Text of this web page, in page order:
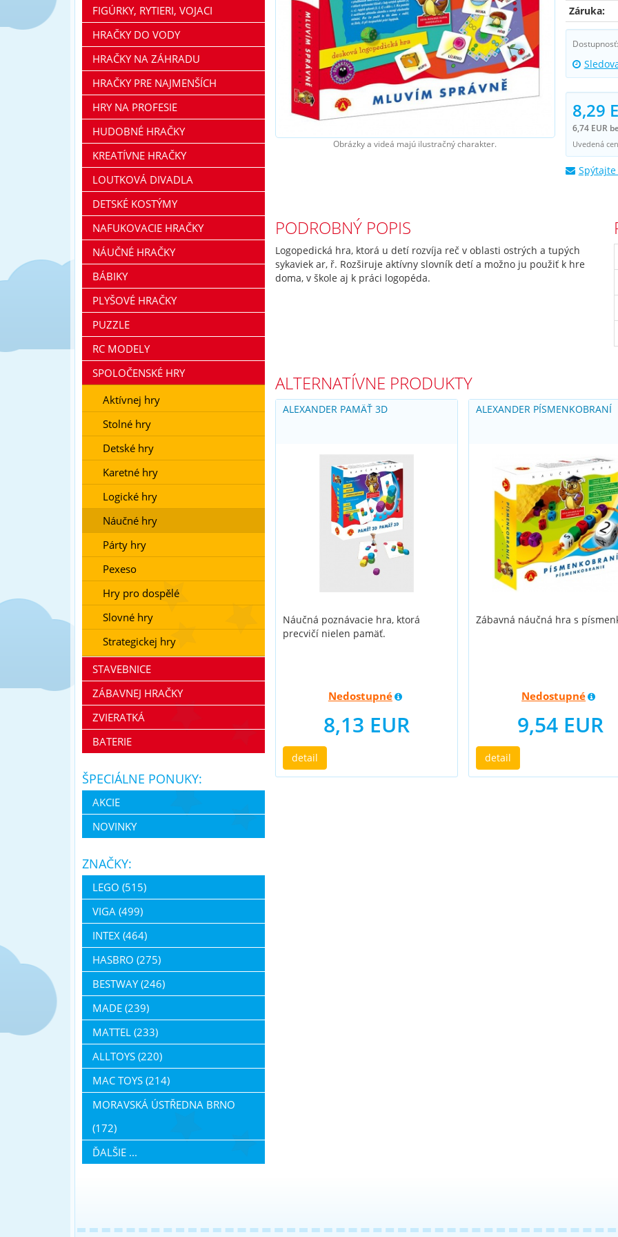
Obrázky a videá majú ilustračný charakter.
Záruka:
Dostupnosť:
8,29
6,74 EUR
Uvedená
PODROBNÝ POPIS
Logopedická hra, ktorá u detí rozvíja reč v oblasti ostrých a tupých
sykaviek ar, ř. Rozširuje aktívny slovník detí a možno ju použiť k hre
doma, v škole aj k práci logopéda.
ALTERNATÍVNE PRODUKTY
ALEXANDER PAMÄŤ 3D
Náučná poznávacie hra, ktorá
precvičí nielen pamäť.
Nedostupné
8,13 EUR
detail
ALEXANDER PÍSMENKOBRANÍ
Zábavná náučná hra s
Nedostupné
9,54 EUR
detail
FIGÚRKY, RYTIERI, VOJACI
HRAČKY DO VODY
HRAČKY NA ZÁHRADU
HRAČKY PRE NAJMENŠÍCH
HRY NA PROFESIE
HUDOBNÉ HRAČKY
KREATÍVNE HRAČKY
LOUTKOVÁ DIVADLA
DETSKÉ KOSTÝMY
NAFUKOVACIE HRAČKY
NÁUČNÉ HRAČKY
BÁBIKY
PLYŠOVÉ HRAČKY
PUZZLE
RC MODELY
SPOLOČENSKÉ HRY
Aktívnej hry
Stolné hry
Detské hry
Karetné hry
Logické hry
Náučné hry
Párty hry
Pexeso
Hry pro dospělé
Slovné hry
Strategickej hry
STAVEBNICE
ZÁBAVNEJ HRAČKY
ZVIERATKÁ
BATERIE
ŠPECIÁLNE PONUKY:
AKCIE
NOVINKY
ZNAČKY:
LEGO (515)
VIGA (499)
INTEX (464)
HASBRO (275)
BESTWAY (246)
MADE (239)
MATTEL (233)
ALLTOYS (220)
MAC TOYS (214)
MORAVSKÁ ÚSTŘEDNA BRNO
(172)
ĎALŠIE ...